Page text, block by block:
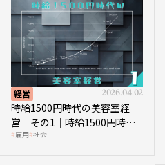
経営 2026.04.02
時給1500円時代の美容室経
営 その1｜時給1500円時代
へ向かう社会的背景
雇用 社会